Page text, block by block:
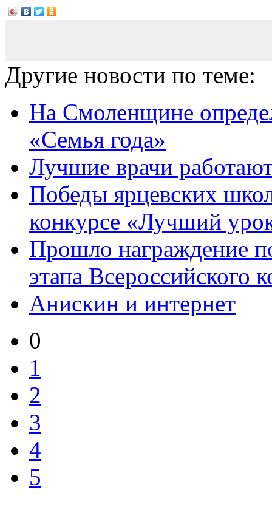
Другие новости по теме:
На Смоленщине
«Семья года»
Лучшие врачи
Победы ярцевских
конкурсе «Лучший
Прошло награждение
этапа Всероссийского
Анискин и интернет
0
1
2
3
4
5